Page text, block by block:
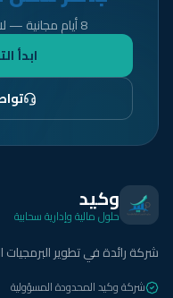
8 أيام مجانية — لا بطاقة ائتمانية — لا التزامات
ابدأ
وكيد
حلول مالية وإدارية سحابية
شركة رائدة في تطوير البرمجيات
شركة وكيد المحدودة المسؤولية